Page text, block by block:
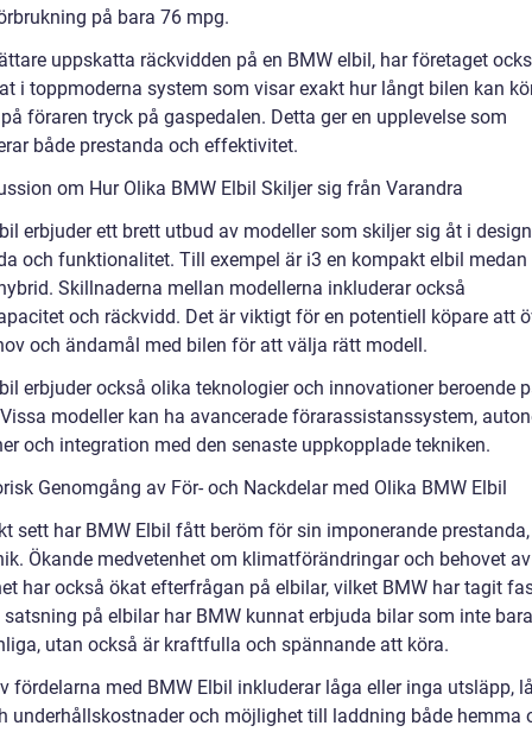
på bara 76 mpg.
uppskatta räckvidden på en BMW elbil, har företaget
i toppmoderna system som visar exakt hur långt bilen kan
föraren tryck på gaspedalen. Detta ger en upplevelse som
både prestanda och effektivitet.
om Hur Olika BMW Elbil Skiljer sig från Varandra
erbjuder ett brett utbud av modeller som skiljer sig åt i
och funktionalitet. Till exempel är i3 en kompakt elbil medan
Skillnaderna mellan modellerna inkluderar också
och räckvidd. Det är viktigt för en potentiell köpare att
och ändamål med bilen för att välja rätt modell.
erbjuder också olika teknologier och innovationer beroende
modeller kan ha avancerade förarassistanssystem,
och integration med den senaste uppkopplade tekniken.
Genomgång av För- och Nackdelar med Olika BMW Elbil
sett har BMW Elbil fått beröm för sin imponerande
Ökande medvetenhet om klimatförändringar och behovet av
har också ökat efterfrågan på elbilar, vilket BMW har tagit
på elbilar har BMW kunnat erbjuda bilar som inte
utan också är kraftfulla och spännande att köra.
fördelarna med BMW Elbil inkluderar låga eller inga utsläpp,
underhållskostnader och möjlighet till laddning både hemma